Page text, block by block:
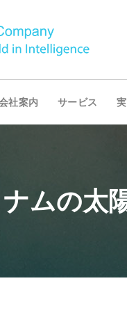
社案内 サービス
ムの太